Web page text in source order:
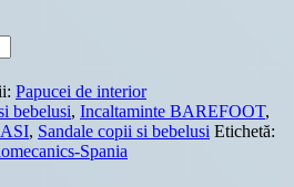
Papucei de interior
bebelusi, Incaltaminte BAREFOOT,
, Sandale copii si bebelusi Etichetă:
Spania